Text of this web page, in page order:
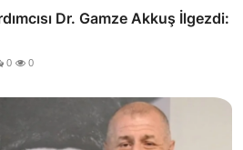
Dr. Gamze Akkuş İlgezdi:
0 0